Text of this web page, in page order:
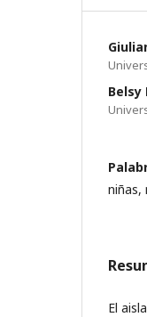
Belsy
niñas,
El